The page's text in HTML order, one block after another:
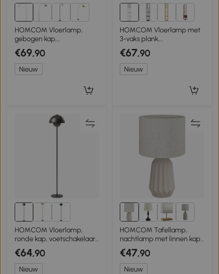
5+
HOMCOM Vloerlamp,
gebogen kap,
voetschakelaar, marmeren
voet, kunststofkap, wit
€69,90
Nieuw
7+
HOMCOM Vloerlamp met
3-vaks plank,
voetschakelaar, USB-
aansluitingen, MDF, Wit
€67,90
Nieuw
HOMCOM Vloerlamp,
ronde kap, voetschakelaar,
lang snoer, elegante
uitstraling, metaal, grijs
€64,90
Nieuw
2+
HOMCOM Tafellamp,
nachtlamp met linnen kap,
tuimelschakelaar,
bureaulamp, 22 x 22 x 39
cm, beige
€47,90
Nieuw